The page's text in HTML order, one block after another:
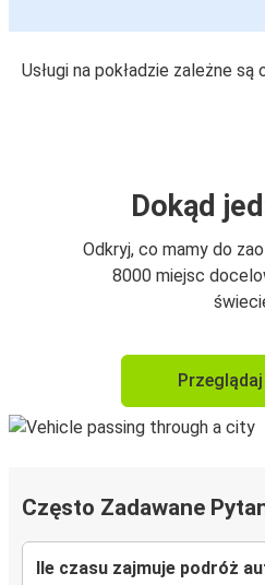
Usługi na pokładzie zależne
Dokąd
Odkryj, co mamy do
8000 miejsc
Często Zadawane
Ile czasu zajmuje podróż